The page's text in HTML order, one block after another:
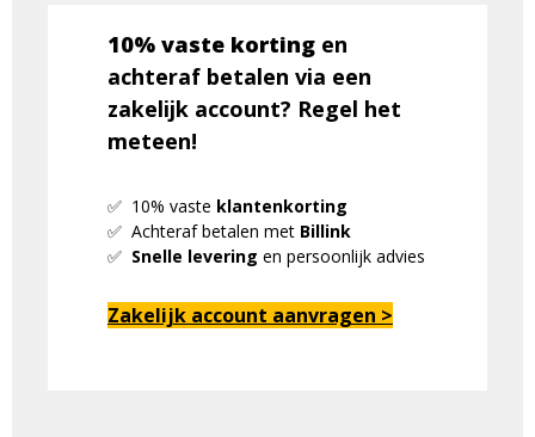
10% vaste korting en
achteraf betalen via een
zakelijk account? Regel het
meteen!
✅ 10% vaste klantenkorting
✅ Achteraf betalen met Billink
✅ Snelle levering en persoonlijk advies
Zakelijk account aanvragen >